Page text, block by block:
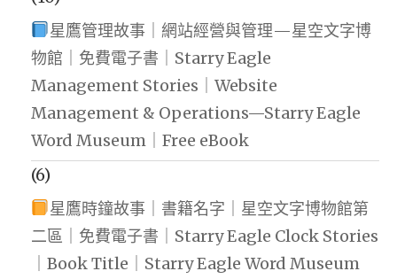
星鷹管理故事｜網站經營與管理—星空文字博
物館｜免費電子書｜Starry Eagle
Management Stories｜Website
Management & Operations—Starry Eagle
Word Museum｜Free eBook
(6)
星鷹時鐘故事｜書籍名字｜星空文字博物館第
二區｜免費電子書｜Starry Eagle Clock Stories
｜Book Title｜Starry Eagle Word Museum